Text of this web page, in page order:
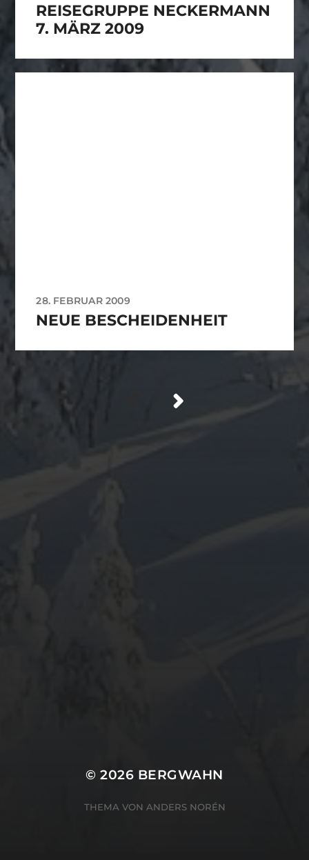
REISEGRUPPE NECKERMANN
7. MÄRZ 2009
28. FEBRUAR 2009
NEUE BESCHEIDENHEIT
© 2026 BERGWAHN
THEMA VON ANDERS NORÉN